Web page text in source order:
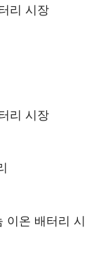
리 시장
리 시장
이온 배터리 시